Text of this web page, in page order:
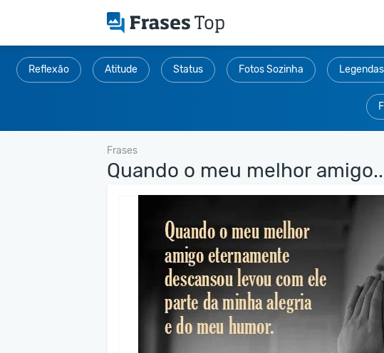
Reflexão Atitude Status Fotos Sozinha Legendas
Frases
Quando o meu melhor